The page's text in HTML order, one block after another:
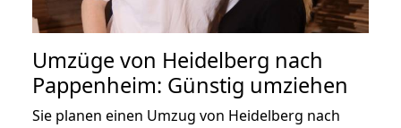
Umzüge von Heidelberg nach
Pappenheim: Günstig umziehen
Sie planen einen Umzug von Heidelberg nach